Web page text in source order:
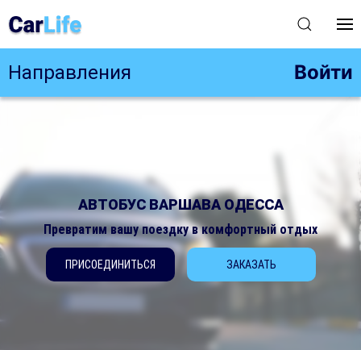
Направления Войти
АВТОБУС ВАРШАВА ОДЕССА
Превратим вашу поездку в комфортный отдых
ПРИСОЕДИНИТЬСЯ ЗАКАЗАТЬ